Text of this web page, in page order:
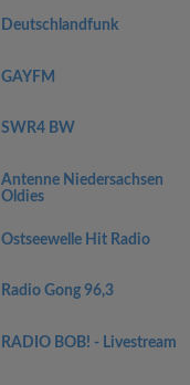
Deutschlandfunk
GAYFM
SWR4 BW
Antenne Niedersachsen
Oldies
Ostseewelle Hit Radio
Radio Gong 96,3
RADIO BOB! - Livestream